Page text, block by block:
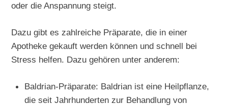
oder die Anspannung steigt.
Dazu gibt es zahlreiche Präparate, die in einer
Apotheke gekauft werden können und schnell bei
Stress helfen. Dazu gehören unter anderem:
Baldrian-Präparate: Baldrian ist eine Heilpflanze,
die seit Jahrhunderten zur Behandlung von